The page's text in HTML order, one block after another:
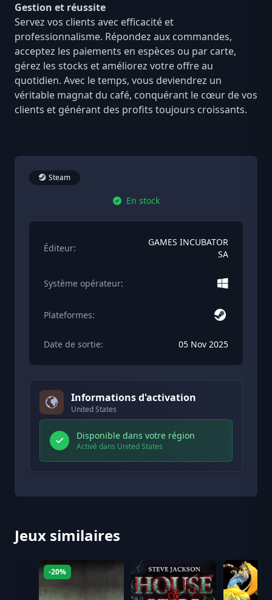
Gestion et réussite
Servez vos clients avec efficacité et
professionnalisme. Répondez aux commandes,
acceptez les paiements en espèces ou par carte,
gérez les stocks et améliorez votre offre au
quotidien. Avec le temps, vous deviendrez un
véritable magnat du café, conquérant le cœur de vos
clients et générant des profits toujours croissants.
Steam
En stock
Éditeur:
GAMES INCUBATOR
SA
Système opérateur:
Plateformes:
Date de sortie: 05 Nov 2025
Informations d'activation
United States
Disponible dans votre région
Activé dans United States
Jeux similaires
-20%